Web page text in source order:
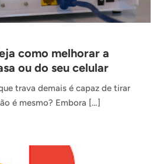
como melhorar a
ou do seu celular
trava demais é capaz de tirar
é mesmo? Embora […]